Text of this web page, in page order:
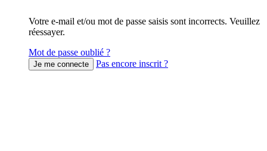
Votre e-mail et/ou mot de passe saisis sont incorrects. Veuillez
réessayer.
Mot de passe oublié ?
Pas encore inscrit ?